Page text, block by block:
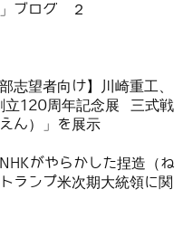
」ブログ ２
志望者向け】川崎重工、
立120周年記念展 三式戦
ん）」を展示
がやらかした捏造（ね
ランプ米次期大統領に関